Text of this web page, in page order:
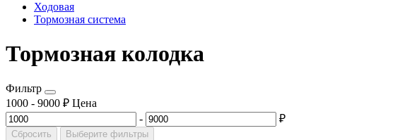
Ходовая
Тормозная система
Тормозная колодка
Фильтр
1000 - 9000 ₽ Цена
-
₽
Сбросить
Выберите фильтры